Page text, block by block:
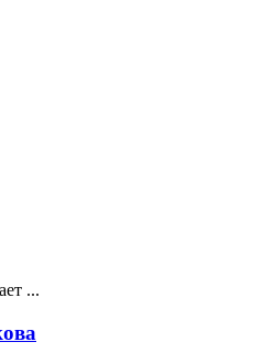
...